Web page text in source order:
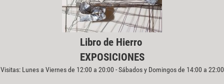
Libro de Hierro
EXPOSICIONES
Visitas: Lunes a Viernes de 12:00 a 20:00 - Sábados y Domingos de 14:00 a 22:00